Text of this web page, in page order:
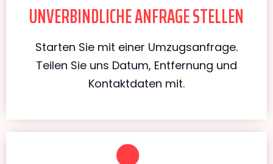
UNVERBINDLICHE ANFRAGE STELLEN
Starten Sie mit einer Umzugsanfrage.
Teilen Sie uns Datum, Entfernung und
Kontaktdaten mit.